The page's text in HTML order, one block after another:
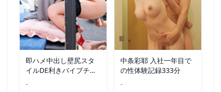
即ハメ中出し壁尻スタ
イルDE利きバイブチャ
-
中条彩耶 入社一年目で
の性体験記録333分
-